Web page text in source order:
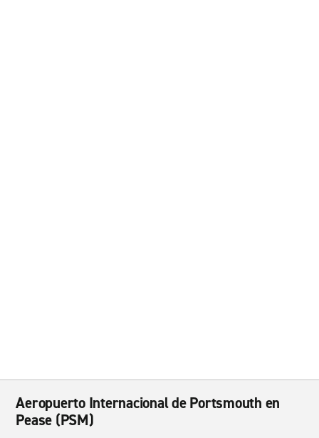
Aeropuerto Internacional de Portsmouth en
Pease (PSM)